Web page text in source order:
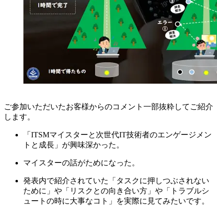
ご参加いただいたお客様からのコメント一部抜粋してご紹介
します。
「ITSMマイスターと次世代IT技術者のエンゲージメン
トと成長」が興味深かった。
マイスターの話がためになった。
発表内で紹介されていた「タスクに押しつぶされない
ために」や「リスクとの向き合い方」や「トラブルシ
ュートの時に大事なコト」を実際に見てみたいです。